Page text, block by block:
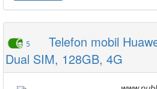
5
Telefon mobil
Dual SIM, 128GB, 4G